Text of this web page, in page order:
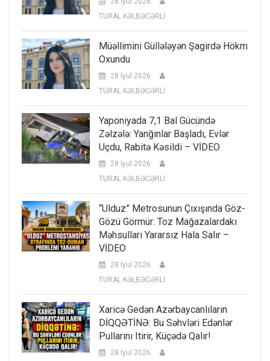
TURAL KƏLBƏCƏRLİ
Müəllimini Güllələyən Şagirdə Hökm
Oxundu
28 İyul 2026
TURAL KƏLBƏCƏRLİ
Yaponiyada 7,1 Bal Gücündə
Zəlzələ: Yanğınlar Başladı, Evlər
Uçdu, Rabitə Kəsildi – VİDEO
28 İyul 2026
TURAL KƏLBƏCƏRLİ
“Ulduz” Metrosunun Çıxışında Göz-
Gözü Görmür: Toz Mağazalardakı
Məhsulları Yararsız Hala Salır –
VİDEO
28 İyul 2026
TURAL KƏLBƏCƏRLİ
Xaricə Gedən Azərbaycanlıların
DİQQƏTİNƏ: Bu Səhvləri Edənlər
Pullarını Itirir, Küçədə Qalır!
28 İyul 2026